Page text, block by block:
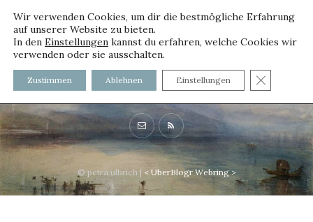
voller worte - mit und ohne
Innenfutter
© petra ulbrich | < UberBlogr Webring >
Wir verwenden Cookies, um dir die bestmögliche Erfahrung
auf unserer Website zu bieten.
In den Einstellungen kannst du erfahren, welche Cookies wir
verwenden oder sie ausschalten.
Zustimmen Ablehnen Einstellungen GDPR